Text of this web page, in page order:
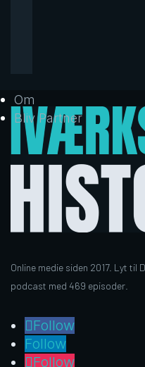
Online medie siden 2017. Lyt
podcast med 469 episoder.
Follow
Follow
Follow
Om
Bliv Partner